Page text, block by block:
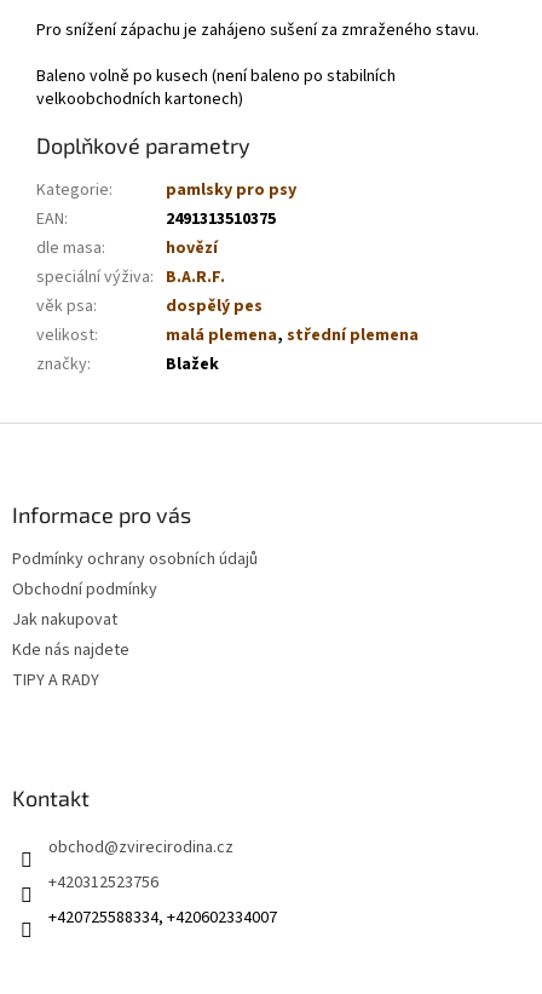
Pro snížení zápachu je zahájeno sušení za zmraženého stavu.
Baleno volně po kusech (není baleno po stabilních
velkoobchodních kartonech)
Doplňkové parametry
Kategorie:
pamlsky pro psy
EAN:
2491313510375
dle masa:
hovězí
speciální výživa: B.A.R.F.
věk psa:
dospělý pes
velikost: malá plemena, střední plemena
značky: Blažek
Informace pro vás
Podmínky ochrany osobních údajů
Obchodní podmínky
Jak nakupovat
Kde nás najdete
TIPY A RADY
Kontakt
obchod@zvirecirodina.cz
+420312523756
+420725588334, +420602334007